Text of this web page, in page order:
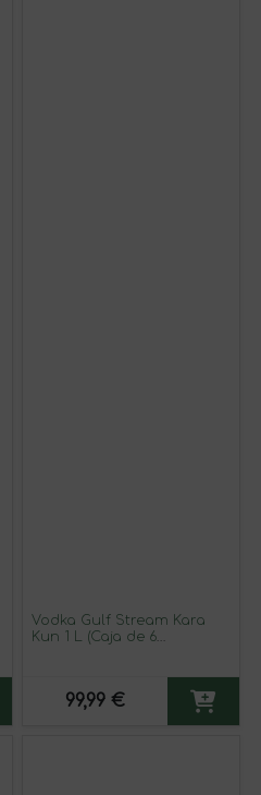
Vodka Gulf Stream Kara
Kun 1 L (Caja de 6
99,99 €